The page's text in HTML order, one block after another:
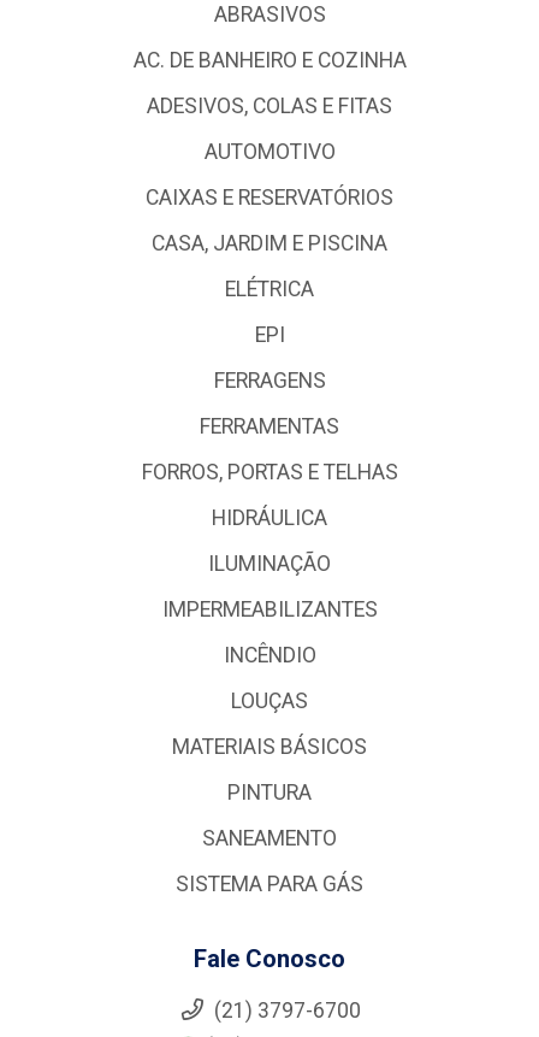
ABRASIVOS
AC. DE BANHEIRO E COZINHA
ADESIVOS, COLAS E FITAS
AUTOMOTIVO
CAIXAS E RESERVATÓRIOS
CASA, JARDIM E PISCINA
ELÉTRICA
EPI
FERRAGENS
FERRAMENTAS
FORROS, PORTAS E TELHAS
HIDRÁULICA
ILUMINAÇÃO
IMPERMEABILIZANTES
INCÊNDIO
LOUÇAS
MATERIAIS BÁSICOS
PINTURA
SANEAMENTO
SISTEMA PARA GÁS
Fale Conosco
(21) 3797-6700